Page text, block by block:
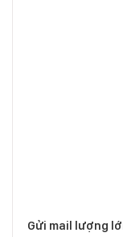
Gửi mail lượng